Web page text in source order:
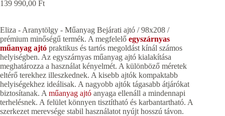
139 990,00 Ft
Eliza - Aranytölgy - Műanyag Bejárati ajtó / 98x208 /
prémium minőségű termék. A megfelelő egyszárnyas
műanyag ajtó praktikus és tartós megoldást kínál számos
helyiségben. Az egyszárnyas műanyag ajtó kialakítása
meghatározza a használat kényelmét. A különböző méretek
eltérő terekhez illeszkednek. A kisebb ajtók kompaktabb
helyiségekhez ideálisak. A nagyobb ajtók tágasabb átjárókat
biztosítanak. A műanyag ajtó anyaga ellenáll a mindennapi
terhelésnek. A felület könnyen tisztítható és karbantartható. A
szerkezet merevsége stabil használatot nyújt hosszú távon.